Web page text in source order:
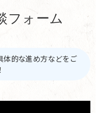
フォーム
体的な進め方などをご